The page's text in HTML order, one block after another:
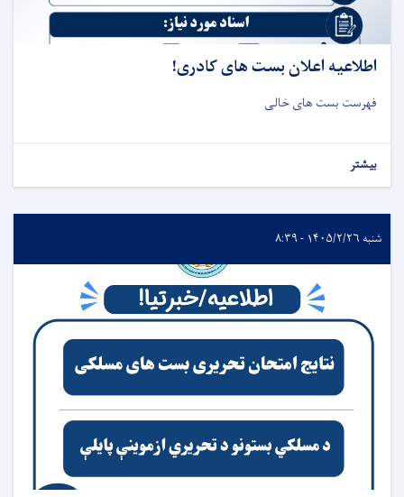
اطلاعیه اعلان بست های کادری!
فهرست بست های خالی
بیشتر
شنبه ۱۴۰۵/۲/۲۶ - ۸:۳۹